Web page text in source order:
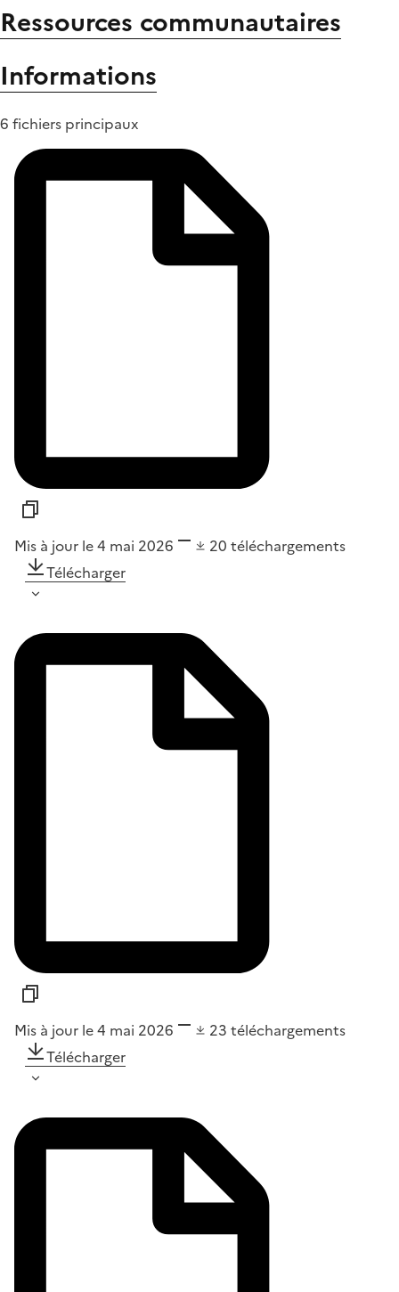
Ressources communautaires
Informations
6 fichiers principaux
Mis à jour le 4 mai 2026 20 téléchargements
Télécharger
Mis à jour le 4 mai 2026 23 téléchargements
Télécharger